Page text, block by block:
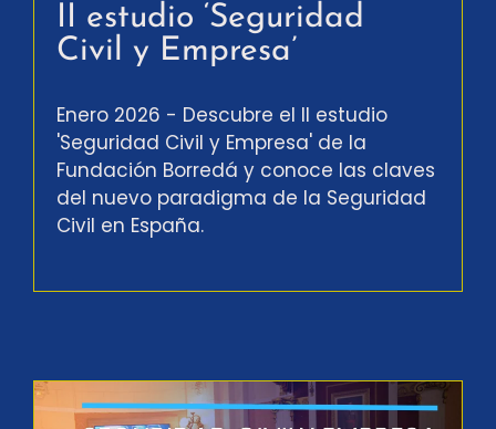
II estudio ‘Seguridad
Civil y Empresa’
Enero 2026 - Descubre el II estudio
'Seguridad Civil y Empresa' de la
Fundación Borredá y conoce las claves
del nuevo paradigma de la Seguridad
Civil en España.